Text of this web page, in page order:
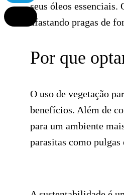
seus óleos essenciais.
afastando pragas de
Por que
O uso de vegetação
benefícios. Além de
para um ambiente
parasitas como pulgas